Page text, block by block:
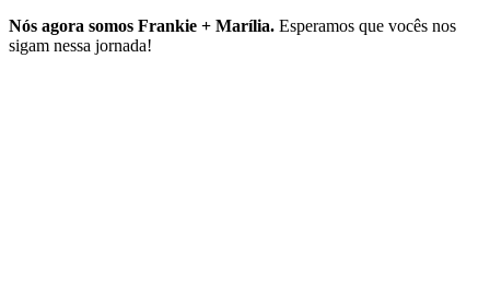
Nós agora somos Frankie + Marília. Esperamos que vocês nos
sigam nessa jornada!